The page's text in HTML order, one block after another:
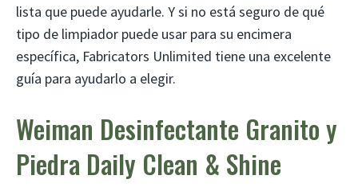
lista que puede ayudarle. Y si no está seguro de qué
tipo de limpiador puede usar para su encimera
específica, Fabricators Unlimited tiene una excelente
guía para ayudarlo a elegir.
Weiman Desinfectante Granito y
Piedra Daily Clean & Shine